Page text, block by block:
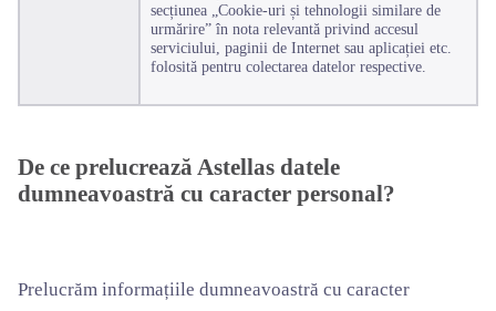
secțiunea „Cookie-uri și tehnologii similare de
urmărire” în nota relevantă privind accesul
serviciului, paginii de Internet sau aplicației etc.
folosită pentru colectarea datelor respective.
De ce prelucrează Astellas datele
dumneavoastră cu caracter personal?
Prelucrăm informațiile dumneavoastră cu caracter